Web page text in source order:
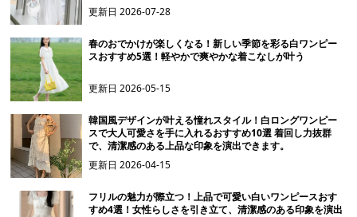
更新日2026-07-28
春のおでかけが楽しくなる！新しい季節を彩る白ワンピー
スおすすめ5選！軽やかで爽やかな着こなしが叶う
更新日2026-05-15
韓国風デザインが叶える憧れスタイル！白ロングワンピー
スで大人可愛さを手に入れるおすすめ10選 着回し力抜群
で、清潔感のある上品な印象を演出できます。
更新日2026-04-15
フリルの魅力が際立つ！上品で可愛い白いワンピースおす
すめ4選！女性らしさを引き立て、清潔感のある印象を演出